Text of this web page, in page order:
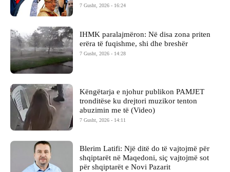
7 Gusht, 2026 - 16:24
IHMK paralajmëron: Në disa zona priten
erëra të fuqishme, shi dhe breshër
7 Gusht, 2026 - 14:28
Këngëtarja e njohur publikon PAMJET
tronditëse ku drejtori muzikor tenton
abuzimin me të (Video)
7 Gusht, 2026 - 14:11
Blerim Latifi: Një ditë do të vajtojmë për
shqiptarët në Maqedoni, siç vajtojmë sot
për shqiptarët e Novi Pazarit